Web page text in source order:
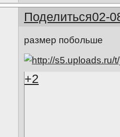
Поделиться02-
размер побольше
+2